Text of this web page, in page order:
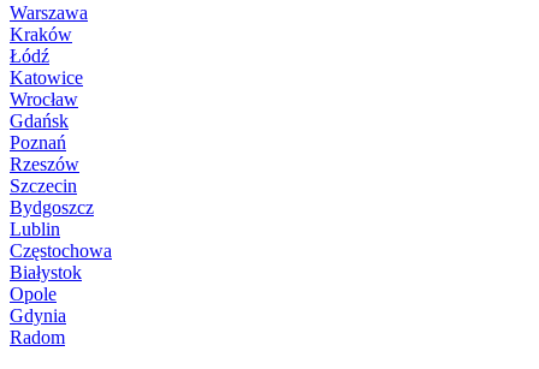
Warszawa
Kraków
Łódź
Katowice
Wrocław
Gdańsk
Poznań
Rzeszów
Szczecin
Bydgoszcz
Lublin
Częstochowa
Białystok
Opole
Gdynia
Radom